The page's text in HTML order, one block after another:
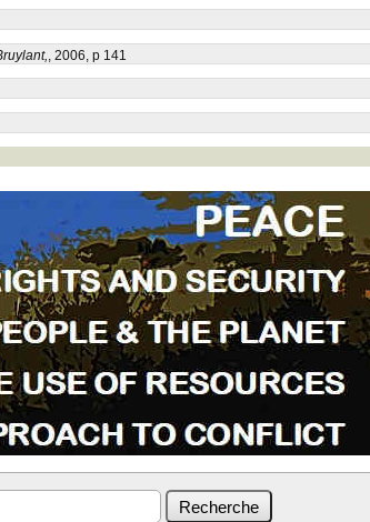
, 2006, p 141